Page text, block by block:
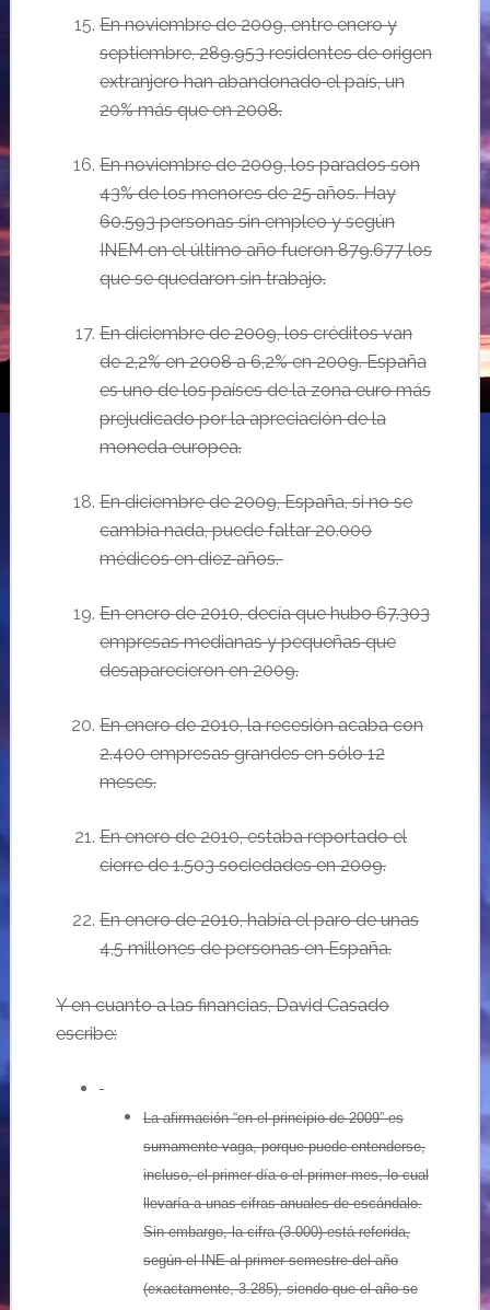
Ennoviembre de 2009, entre enero y
septiembre, 289.953 residentes de origen
extranjero han abandonado el país,un
20% más que en 2008.
En noviembre de 2009, los parados son
43% de los menores de 25 años.Hay
60.593 personas sin empleo y según
INEM en el último año fueron 879.677 los
que se quedaron sin trabajo.
En diciembre de 2009, los créditos van
de 2,2% en 2008 a 6,2% en 2009. España
es uno de los países de la zona euro más
prejudicado por la apreciación de la
moneda europea.
Endiciembre de 2009, España, si no se
cambia nada, puede faltar 20.000
médicos en diez años.
En enero de 2010, decía que hubo 67.303
empresas medianas y pequeñas que
desaparecieron en 2009.
En enero de 2010, la recesión acaba con
2.400 empresas grandes en sólo 12
meses.
En enero de 2010, estaba reportado el
cierre de 1.503 sociedades en 2009.
En enero de 2010, había el paro de unas
4,5 millones de personas en España.
Y en cuanto a las financias, David Casado
escribe:
La afirmación “en el principio de 2009” es
sumamente vaga, porque puede entenderse,
incluso, el primer día o el primer mes, lo cual
llevaría a unas cifras anuales de escándalo.
Sin embargo, la cifra (3.000) está referida,
según el INE al primer semestre del año
(exactamente, 3.285), siendo que el año se